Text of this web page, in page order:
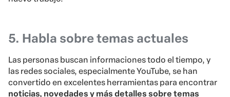
5. Habla sobre temas actuales
Las personas buscan informaciones todo el tiempo, y
las redes sociales, especialmente YouTube, se han
convertido en excelentes herramientas para encontrar
noticias, novedades y más detalles sobre temas